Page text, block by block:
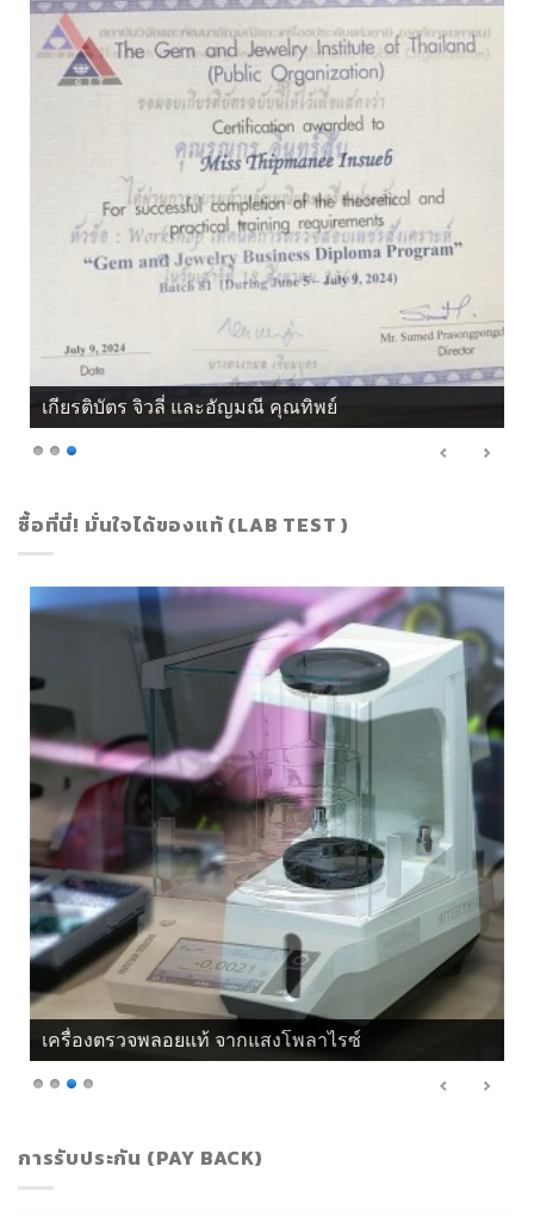
เกียรติบัตร จิวลี่ และอัญมณี คุณทิพย์
ซื้อที่นี่! มั่นใจได้ของแท้ (LAB TEST )
เครื่องตรวจพลอยแท้ จากแสงโพลาไรซ์
การรับประกัน (PAY BACK)